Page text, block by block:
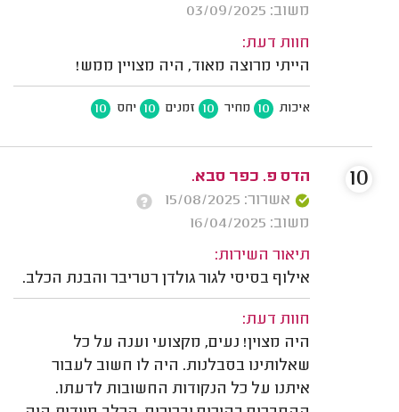
משוב: 03/09/2025
חוות דעת:
הייתי מרוצה מאוד, היה מצויין ממש!
איכות 10 מחיר 10 זמנים 10 יחס 10
הדס פ. כפר סבא.
אשרור: 15/08/2025
משוב: 16/04/2025
תיאור השירות:
אילוף בסיסי לגור גולדן רטריבר והבנת הכלב.
חוות דעת:
היה מצוין! נעים, מקצועי וענה על כל
שאלותינו בסבלנות. היה לו חשוב לעבור
איתנו על כל הנקודות החשובות לדעתו.
10